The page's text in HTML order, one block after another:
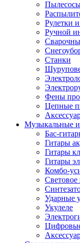
Рулетки
Ручной
Станки
Фены
Цепные
Музыкальные
Бас-
Гитары
Гитары
Гитары
Комбо-
Световое
Ударные
Укулеле